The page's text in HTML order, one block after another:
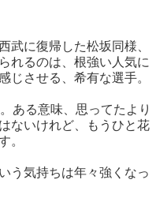
武に復帰した松坂同様、
れるのは、根強い人気に
じさせる、希有な選手。
ある意味、思ってたより
ないけれど、もうひと花
。
う気持ちは年々強くなっ